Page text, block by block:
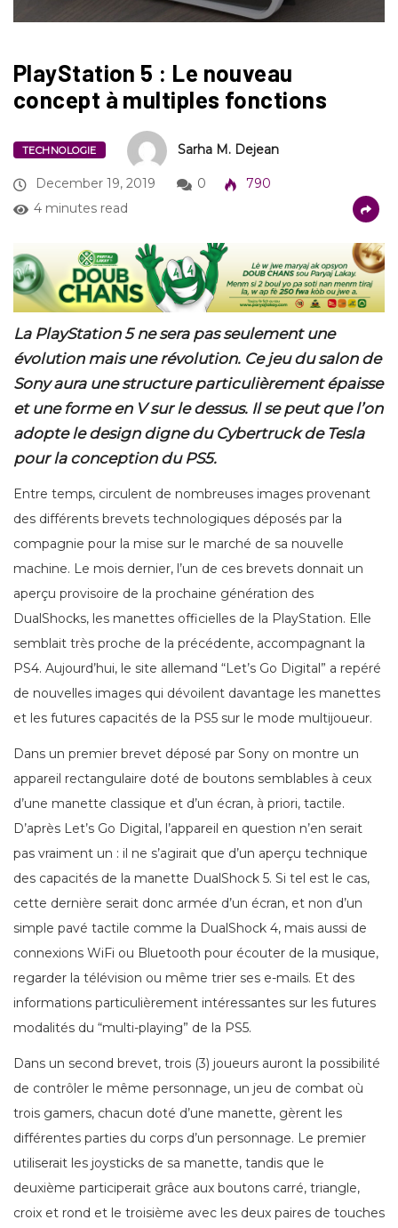
PlayStation 5 : Le nouveau
concept à multiples fonctions
TECHNOLOGIE Sarha M. Dejean
December 19, 2019 0
790
4 minutes read
La PlayStation 5 ne sera pas seulement une
évolution mais une révolution. Ce jeu du salon de
Sony aura une structure particulièrement épaisse
et une forme en V sur le dessus. Il se peut que l’on
adopte le design digne du Cybertruck de Tesla
pour la conception du PS5.
Entre temps, circulent de nombreuses images provenant
des différents brevets technologiques déposés par la
compagnie pour la mise sur le marché de sa nouvelle
machine. Le mois dernier, l’un de ces brevets donnait un
aperçu provisoire de la prochaine génération des
DualShocks, les manettes officielles de la PlayStation. Elle
semblait très proche de la précédente, accompagnant la
PS4. Aujourd’hui, le site allemand “Let’s Go Digital” a repéré
de nouvelles images qui dévoilent davantage les manettes
et les futures capacités de la PS5 sur le mode multijoueur.
Dans un premier brevet déposé par Sony on montre un
appareil rectangulaire doté de boutons semblables à ceux
d’une manette classique et d’un écran, à priori, tactile.
D’après Let’s Go Digital, l’appareil en question n’en serait
pas vraiment un : il ne s’agirait que d’un aperçu technique
des capacités de la manette DualShock 5. Si tel est le cas,
cette dernière serait donc armée d’un écran, et non d’un
simple pavé tactile comme la DualShock 4, mais aussi de
connexions WiFi ou Bluetooth pour écouter de la musique,
regarder la télévision ou même trier ses e-mails. Et des
informations particulièrement intéressantes sur les futures
modalités du “multi-playing” de la PS5.
Dans un second brevet, trois (3) joueurs auront la possibilité
de contrôler le même personnage, un jeu de combat où
trois gamers, chacun doté d’une manette, gèrent les
différentes parties du corps d’un personnage. Le premier
utiliserait les joysticks de sa manette, tandis que le
deuxième participerait grâce aux boutons carré, triangle,
croix et rond et le troisième avec les deux paires de touches